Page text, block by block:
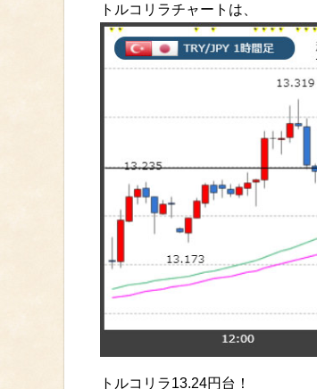
トルコリラチャートは、
トルコリラ13.24円台！